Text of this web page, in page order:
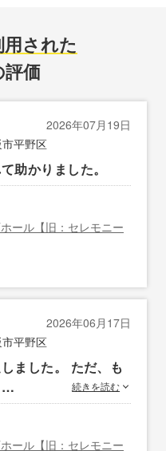
された
評価
2026年07月19日
平野区
助かりました。
ール【旧：セレモニー
2026年06月17日
平野区
ました。 ただ、も
…
続きを読む
ール【旧：セレモニー